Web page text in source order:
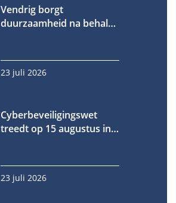
Vendrig borgt
duurzaamheid na behalen
23 juli 2026
Cyberbeveiligingswet
treedt op 15 augustus in
23 juli 2026